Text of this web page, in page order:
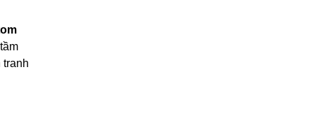
tranh